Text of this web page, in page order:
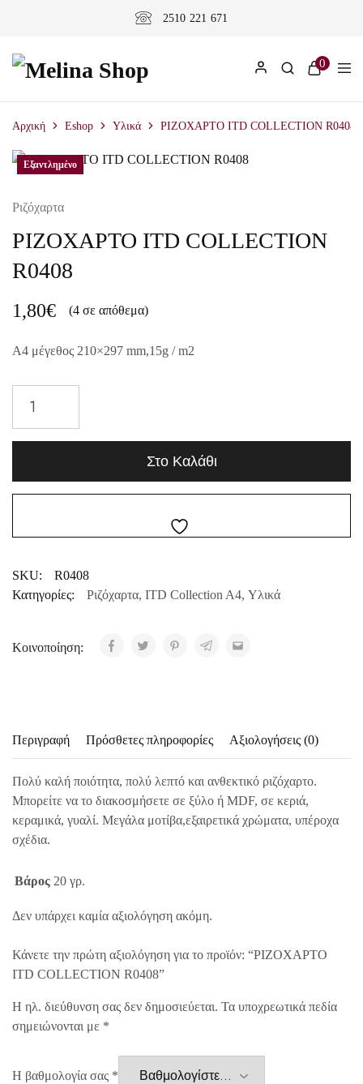
2510 221 671
0
Αρχική Eshop Υλικά ΡΙΖΟΧΑΡΤΟ ITD COLLECTION R0408
Ριζόχαρτα
ΡΙΖΟΧΑΡΤΟ ITD COLLECTION
R0408
1,80€ (4 σε απόθεμα)
A4 μέγεθος 210×297 mm,15g / m2
Στο Καλάθι
SKU:
R0408
Κατηγορίες:
Ριζόχαρτα, ITD Collection A4, Υλικά
Κοινοποίηση:
Περιγραφή Πρόσθετες πληροφορίες Αξιολογήσεις (0)
Πολύ καλή ποιότητα, πολύ λεπτό και ανθεκτικό ριζόχαρτο.
Μπορείτε να το διακοσμήσετε σε ξύλο ή MDF, σε κεριά,
κεραμικά, γυαλί. Μεγάλα μοτίβα,εξαιρετικά χρώματα, υπέροχα
σχέδια.
Βάρος 20 γρ.
Δεν υπάρχει καμία αξιολόγηση ακόμη.
Κάνετε την πρώτη αξιολόγηση για το προϊόν: “ΡΙΖΟΧΑΡΤΟ
ITD COLLECTION R0408”
Η ηλ. διεύθυνση σας δεν δημοσιεύεται. Τα υποχρεωτικά πεδία
σημειώνονται με *
Η βαθμολογία σας *
Εξαντλημένο